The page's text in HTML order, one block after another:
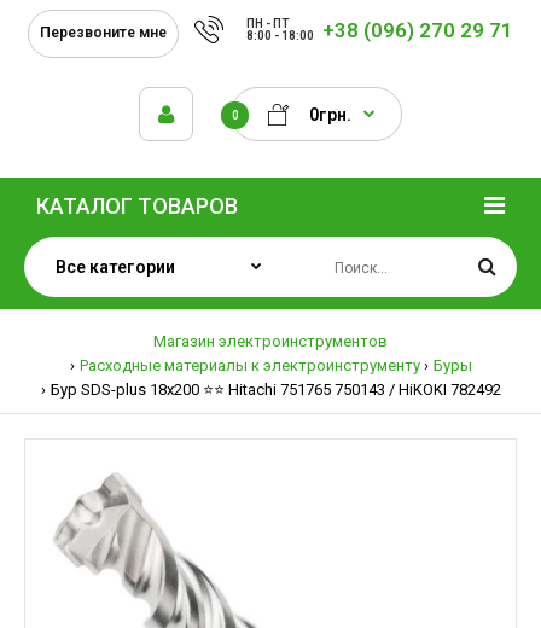
Перезвоните мне
ПН - ПТ
8:00 - 18:00
+38 (096) 270 29 71
0 0грн.
КАТАЛОГ ТОВАРОВ
Магазин электроинструментов
Расходные материалы к электроинструменту
Буры
Бур SDS-plus 18х200 ⭐️⭐️ Hitachi 751765 750143 / HiKOKI 782492